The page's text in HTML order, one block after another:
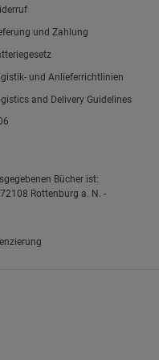
und Zahlung
und Anlieferrichtlinien
and Delivery Guidelines
Bücher ist:
Rottenburg a. N. -